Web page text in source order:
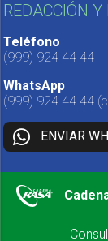
REDACCIÓN
Teléfono
(999) 924 44 44
WhatsApp
(999) 924 44 44
ENVIAR